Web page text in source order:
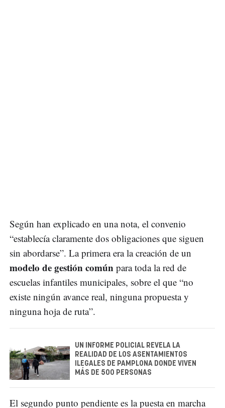
Según han explicado en una nota, el convenio
“establecía claramente dos obligaciones que siguen
sin abordarse”. La primera era la creación de un
modelo de gestión común para toda la red de
escuelas infantiles municipales, sobre el que “no
existe ningún avance real, ninguna propuesta y
ninguna hoja de ruta”.
UN INFORME POLICIAL REVELA LA
REALIDAD DE LOS ASENTAMIENTOS
ILEGALES DE PAMPLONA DONDE VIVEN
MÁS DE 500 PERSONAS
El segundo punto pendiente es la puesta en marcha